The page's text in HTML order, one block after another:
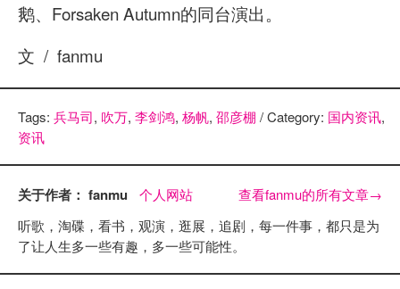
鹅、Forsaken Autumn的同台演出。
文 / fanmu
Tags: 兵马司, 吹万, 李剑鸿, 杨帆, 邵彦棚 / Category: 国内资讯,
资讯
关于作者： fanmu 个人网站 查看fanmu的所有文章→
听歌，淘碟，看书，观演，逛展，追剧，每一件事，都只是为
了让人生多一些有趣，多一些可能性。